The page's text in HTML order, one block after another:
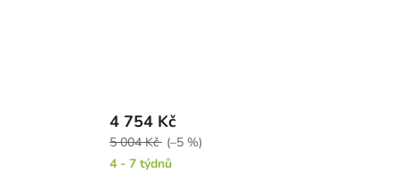
4 754 Kč
5 004 Kč (–5 %)
4 - 7 týdnů